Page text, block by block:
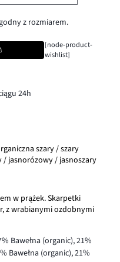
z rozmiarem.
[node-product-
wishlist]
24h
szary / szary
/ jasnorózowy / jasnoszary
w prążek. Skarpetki
z wrabianymi ozdobnymi
Bawełna (organic), 21%
Bawełna (organic), 21%